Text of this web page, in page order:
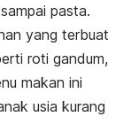
pasta.
yang terbuat
roti gandum,
makan ini
usia kurang